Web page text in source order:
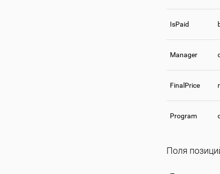
IsPaid
Manager
FinalPrice
Program
Поля